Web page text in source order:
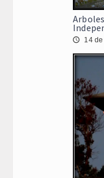
🕔 14